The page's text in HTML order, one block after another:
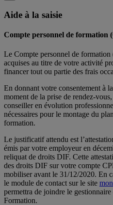
Aide à la saisie
Compte personnel de formation
Le Compte personnel de formation
acquises au titre de votre activité
financer tout ou partie des frais
En donnant votre consentement à
moment de la prise de rendez-
conseiller en évolution
nécessaires pour le montage du
formation.
Le justificatif attendu est
émis par votre employeur en
reliquat de droits DIF. Cette
des droits DIF sur votre compte
mobiliser avant le 31/12/2020. En
le module de contact sur le site
permettra de joindre le
Formation.